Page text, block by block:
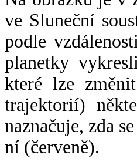
ve Sluneční
podle
planetky
které lze
trajektorií)
naznačuje, zda
ní (červeně).